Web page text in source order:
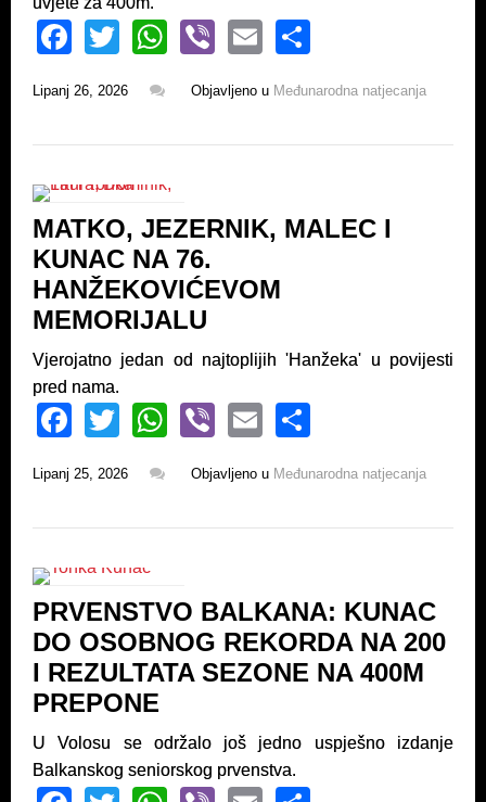
F
c
e
o
k
T
tt
er
W
at
s
p
Vi
er
E
ail ar
e
Lipanj 26, 2026 Objavljeno u Međunarodna natjecanja
MATKO, JEZERNIK, MALEC I
KUNAC NA 76.
HANŽEKOVIĆEVOM
MEMORIJALU
Vjerojatno jedan od najtoplijih 'Hanžeka' u povijesti
pred nama.
F
c
e
o
k
T
tt
er
W
at
s
p
Vi
er
E
ail ar
e
Lipanj 25, 2026 Objavljeno u Međunarodna natjecanja
PRVENSTVO BALKANA: KUNAC
DO OSOBNOG REKORDA NA 200
I REZULTATA SEZONE NA 400M
PREPONE
U Volosu se održalo još jedno uspješno izdanje
Balkanskog seniorskog prvenstva.